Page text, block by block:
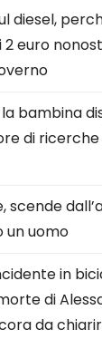
diesel,
euro
bambina
di
scende
uomo
in
di
da